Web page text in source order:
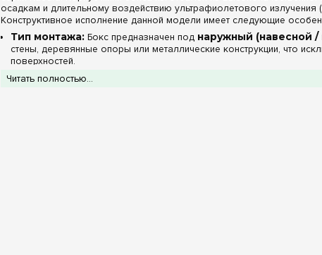
осадкам и длительному воздействию ультрафиолетового
Конструктивное исполнение данной модели имеет следующие
Тип монтажа:Бокс предназначен под наружный (навесной /
стены, деревянные опоры или металлические конструкции, что
поверхностей.
периметру. Прозрачный фасад позволяет визуально
Читать полностью...